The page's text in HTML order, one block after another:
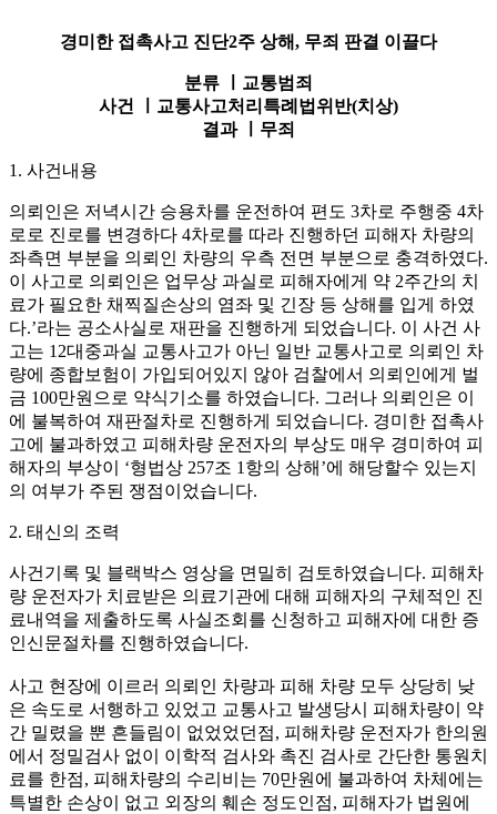
경미한 접촉사고 진단2주 상해, 무죄 판결 이끌다
분류 ㅣ
교통범죄
사건 ㅣ
교통사고처리특례법위반(치상)
결과 ㅣ 무죄
1. 사건내용
의뢰인은 저녁시간 승용차를 운전하여 편도 3차로 주행중 4차
로로 진로를 변경하다 4차로를 따라 진행하던 피해자 차량의
좌측면 부분을 의뢰인 차량의 우측 전면 부분으로 충격하였다.
이 사고로 의뢰인은 업무상 과실로 피해자에게 약 2주간의 치
료가 필요한 채찍질손상의 염좌 및 긴장 등 상해를 입게 하였
다.’라는 공소사실로 재판을 진행하게 되었습니다. 이 사건 사
고는 12대중과실 교통사고가 아닌 일반 교통사고로 의뢰인 차
량에 종합보험이 가입되어있지 않아 검찰에서 의뢰인에게 벌
금 100만원으로 약식기소를 하였습니다. 그러나 의뢰인은 이
에 불복하여 재판절차로 진행하게 되었습니다. 경미한 접촉사
고에 불과하였고 피해차량 운전자의 부상도 매우 경미하여 피
해자의 부상이 ‘형법상 257조 1항의 상해’에 해당할수 있는지
의 여부가 주된 쟁점이었습니다.
2. 태신의 조력
사건기록 및 블랙박스 영상을 면밀히 검토하였습니다. 피해차
량 운전자가 치료받은 의료기관에 대해 피해자의 구체적인 진
료내역을 제출하도록 사실조회를 신청하고 피해자에 대한 증
인신문절차를 진행하였습니다.
사고 현장에 이르러 의뢰인 차량과 피해 차량 모두 상당히 낮
은 속도로 서행하고 있었고 교통사고 발생당시 피해차량이 약
간 밀렸을 뿐 흔들림이 없었었던점, 피해차량 운전자가 한의원
에서 정밀검사 없이 이학적 검사와 촉진 검사로 간단한 통원치
료를 한점, 피해차량의 수리비는 70만원에 불과하여 차체에는
특별한 손상이 없고 외장의 훼손 정도인점, 피해자가 법원에